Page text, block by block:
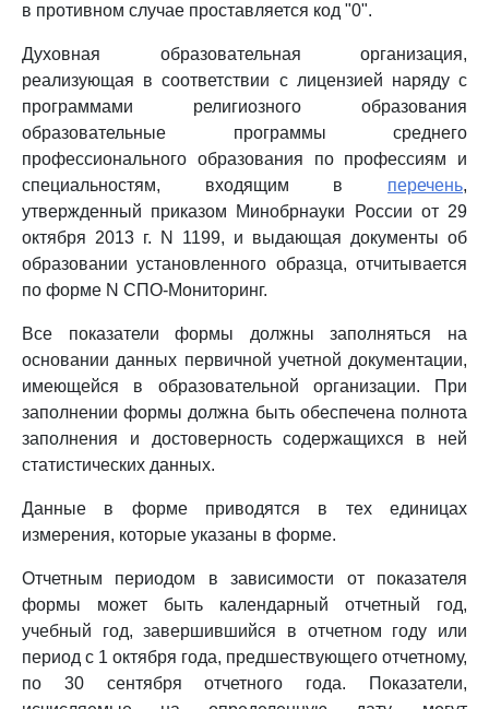
в противном случае проставляется код "0".
Духовная образовательная организация,
реализующая в соответствии с лицензией наряду с
программами религиозного образования
образовательные программы среднего
профессионального образования по профессиям и
специальностям, входящим в перечень,
утвержденный приказом Минобрнауки России от 29
октября 2013 г. N 1199, и выдающая документы об
образовании установленного образца, отчитывается
по форме N СПО-Мониторинг.
Все показатели формы должны заполняться на
основании данных первичной учетной документации,
имеющейся в образовательной организации. При
заполнении формы должна быть обеспечена полнота
заполнения и достоверность содержащихся в ней
статистических данных.
Данные в форме приводятся в тех единицах
измерения, которые указаны в форме.
Отчетным периодом в зависимости от показателя
формы может быть календарный отчетный год,
учебный год, завершившийся в отчетном году или
период с 1 октября года, предшествующего отчетному,
по 30 сентября отчетного года. Показатели,